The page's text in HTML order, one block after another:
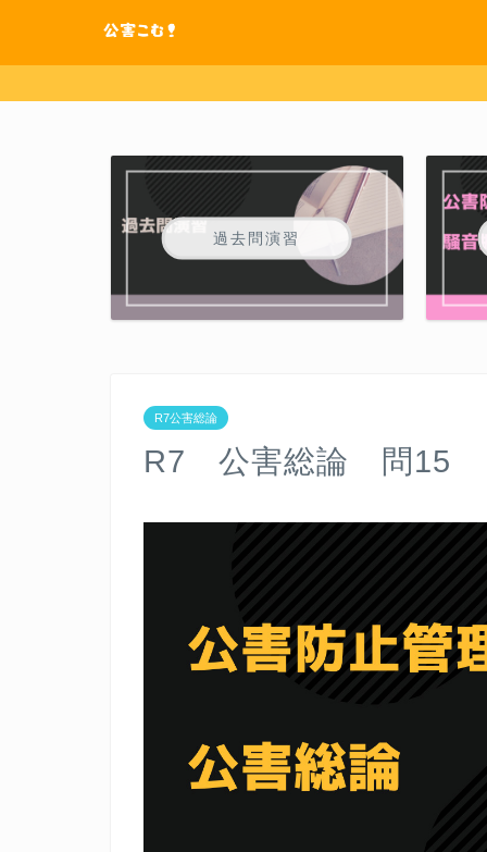
過去問演習
R7公害総論
R7 公害総論 問15